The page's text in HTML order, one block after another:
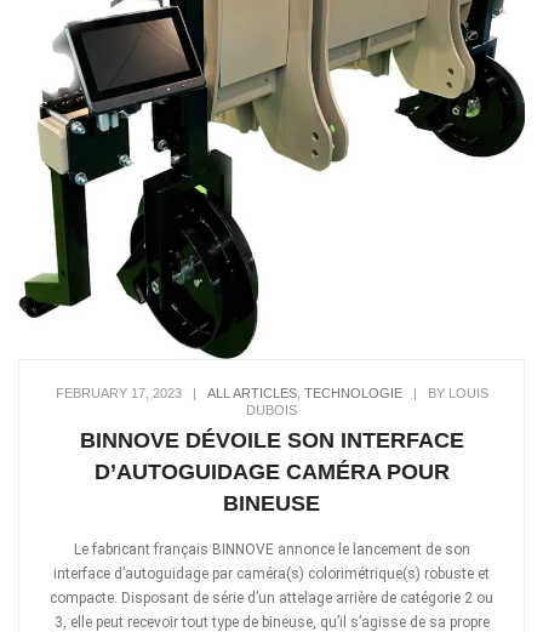
FEBRUARY 17, 2023| ALL ARTICLES, TECHNOLOGIE|
BY LOUIS
DUBOIS
BINNOVE DÉVOILE SON INTERFACE
D’AUTOGUIDAGE CAMÉRA POUR
BINEUSE
Le fabricant français BINNOVE annonce le lancement de son
interface d’autoguidage par caméra(s) colorimétrique(s) robuste et
compacte. Disposant de série d’un attelage arrière de catégorie 2 ou
3, elle peut recevoir tout type de bineuse, qu’il s’agisse de sa propre